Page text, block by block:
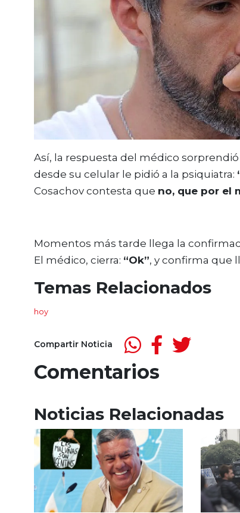
Así, la respuesta del médico
desde su celular le pidió a la psiquiatra:
Cosachov contesta que no, que por el
Momentos más tarde llega la
El médico, cierra: “Ok”, y confirma que
Temas Relacionados
hoy
Compartir Noticia
Comentarios
Noticias Relacionadas